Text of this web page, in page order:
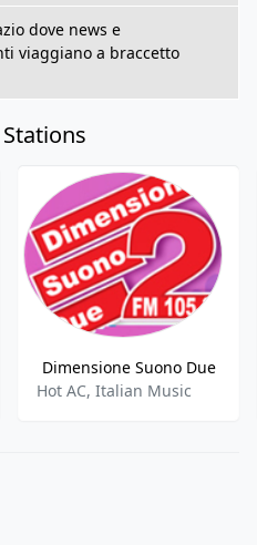
dove news e
viaggiano a braccetto
Dimensione Suono Due
Hot AC, Italian Music